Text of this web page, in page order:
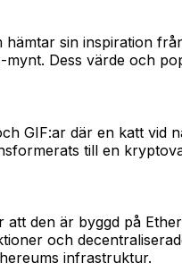
sin inspiration
Dess värde och
GIF:ar där en katt
till en
den är byggd på
och
infrastruktur.